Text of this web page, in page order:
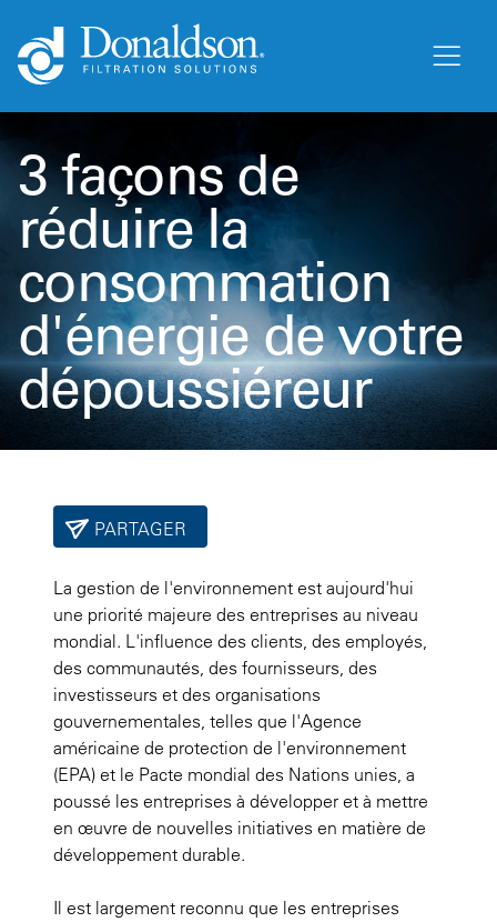
3 façons de
réduire la
consommation
d'énergie de votre
dépoussiéreur
PARTAGER
La gestion de l'environnement est aujourd'hui
une priorité majeure des entreprises au niveau
mondial. L'influence des clients, des employés,
des communautés, des fournisseurs, des
investisseurs et des organisations
gouvernementales, telles que l'Agence
américaine de protection de l'environnement
(EPA) et le Pacte mondial des Nations unies, a
poussé les entreprises à développer et à mettre
en œuvre de nouvelles initiatives en matière de
développement durable.
Il est largement reconnu que les entreprises